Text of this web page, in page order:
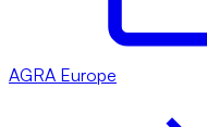
AGRA Europe